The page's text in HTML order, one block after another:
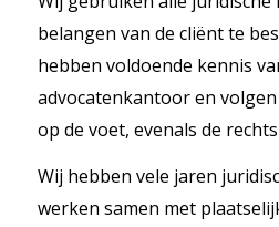
belangen van de cliënt te
hebben voldoende kennis
advocatenkantoor en
op de voet, evenals de
Wij hebben vele jaren
werken samen met